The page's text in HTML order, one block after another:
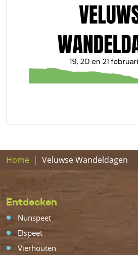
Home Veluwse Wandeldagen
Entdecken
Nunspeet
Elspeet
Vierhouten